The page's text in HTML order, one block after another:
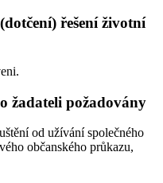
řešení životní
žadateli požadovány
od užívání společného
občanského průkazu,